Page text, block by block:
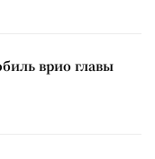
врио главы